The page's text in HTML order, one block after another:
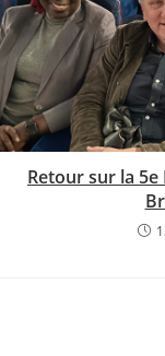
Retour sur la 5e